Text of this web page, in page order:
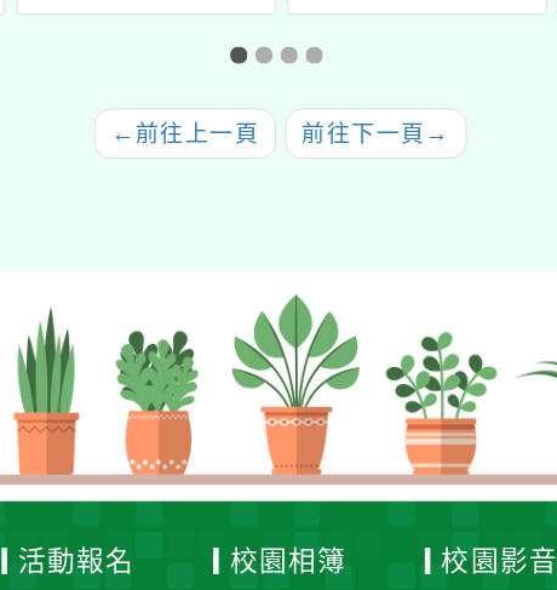
「教師研習」
上研習課程
← 前往上一頁 前往下一頁 →
活動報名 校園相簿 校園影音